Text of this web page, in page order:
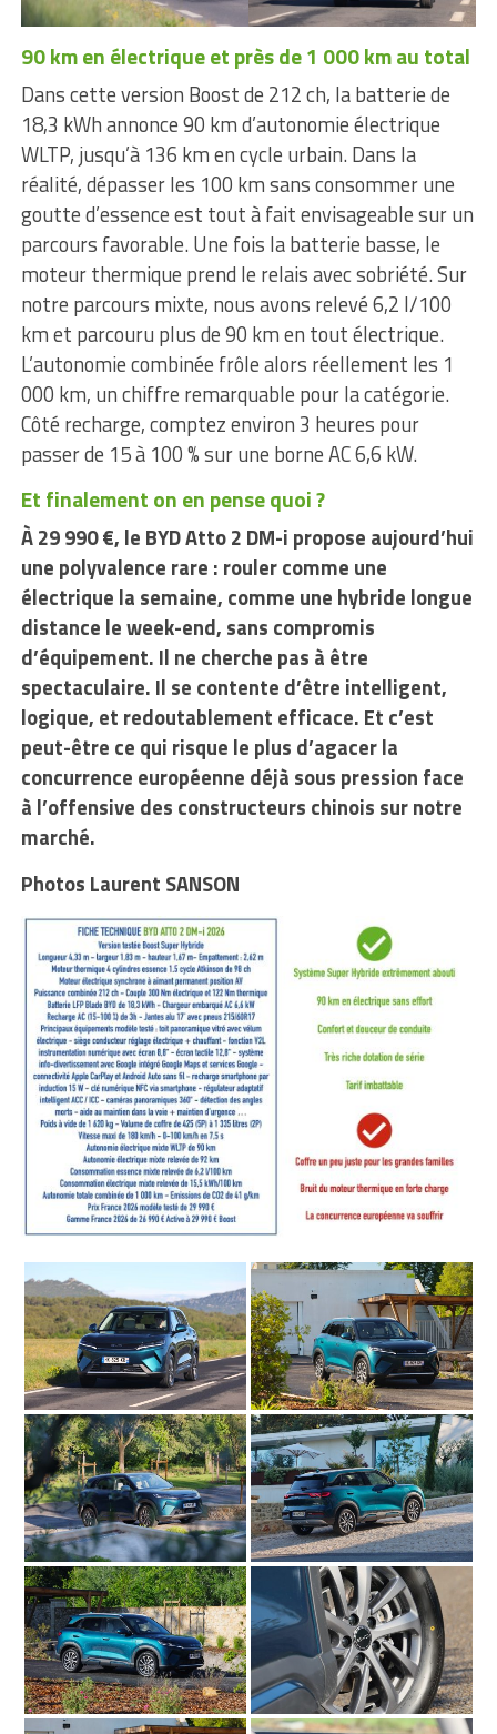
90 km en électrique et près de 1 000 km au total
Dans cette version Boost de 212 ch, la batterie de
18,3 kWh annonce 90 km d’autonomie électrique
WLTP, jusqu’à 136 km en cycle urbain. Dans la
réalité, dépasser les 100 km sans consommer une
goutte d’essence est tout à fait envisageable sur un
parcours favorable. Une fois la batterie basse, le
moteur thermique prend le relais avec sobriété. Sur
notre parcours mixte, nous avons relevé 6,2 l/100
km et parcouru plus de 90 km en tout électrique.
L’autonomie combinée frôle alors réellement les 1
000 km, un chiffre remarquable pour la catégorie.
Côté recharge, comptez environ 3 heures pour
passer de 15 à 100 % sur une borne AC 6,6 kW.
Et finalement on en pense quoi ?
À 29 990 €, le BYD Atto 2 DM-i propose aujourd’hui
une polyvalence rare : rouler comme une
électrique la semaine, comme une hybride longue
distance le week-end, sans compromis
d’équipement. Il ne cherche pas à être
spectaculaire. Il se contente d’être intelligent,
logique, et redoutablement efficace. Et c’est
peut-être ce qui risque le plus d’agacer la
concurrence européenne déjà sous pression face
à l’offensive des constructeurs chinois sur notre
marché.
Photos Laurent SANSON